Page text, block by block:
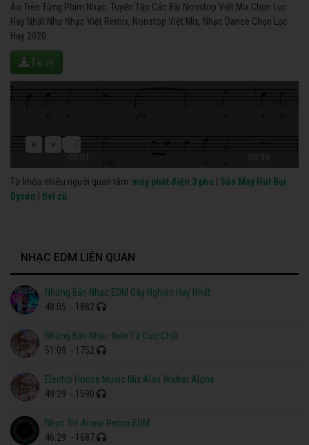
Ảo Trên Từng Phím Nhạc. Tuyển Tập Các Bài Nonstop Việt Mix Chọn Lọc
Hay Nhất Như Nhạc Việt Remix, Nonstop Việt Mix, Nhạc Dance Chọn Lọc
Hay 2020.
Tải về
00:01 50:39
Từ khóa nhiều người quan tâm: máy phát điện 3 pha
Sửa Máy Hút Bụi
Dyson
tivi cũ
NHẠC EDM LIÊN QUAN
Những Bản Nhạc EDM Gây Nghiện Hay Nhất
48:05 - 1882
Những Bản Nhạc Điện Tử Cực Chất
51:09 - 1752
Electro House Music Mix Alan Walker Alone
49:29 - 1590
Nhạc Trẻ Alone Remix EDM
46:29 - 1687